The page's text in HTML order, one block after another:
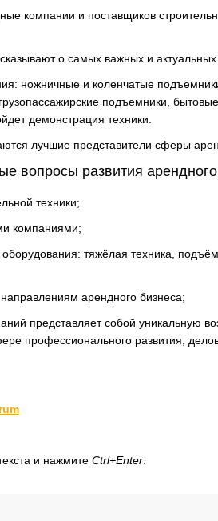
и поставщиков
о самых важных и актуальных
и коленчатые подъемники,
подъемники,
демонстрация техники.
представители сферы
вопросы развития арендного
техники;
тяжёлая техника,
арендного бизнеса;
представляет собой уникальную
профессионального развития,
и нажмите Ctrl+Enter